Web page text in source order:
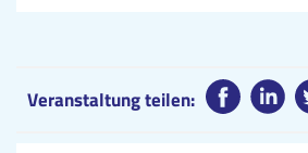
Veranstaltung teilen: